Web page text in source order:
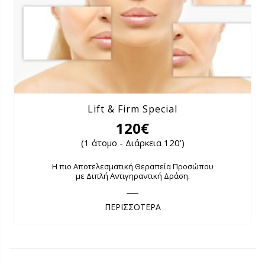
Lift & Firm Special
120€
(1 άτομο - Διάρκεια 120')
Η πιο Αποτελεσματική Θεραπεία Προσώπου
με Διπλή Αντιγηραντική Δράση.
ΠΕΡΙΣΣΟΤΕΡΑ